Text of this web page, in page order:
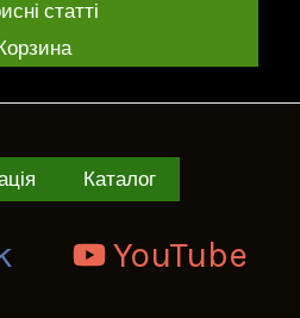
статті
Каталог
YouTube